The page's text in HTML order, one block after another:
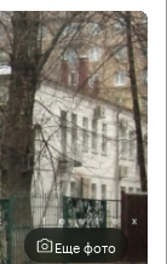
Еще фото